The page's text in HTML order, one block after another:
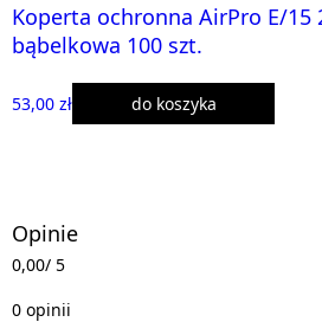
Koperta ochronna AirPro E/15
bąbelkowa 100 szt.
53,00 zł do koszyka
Opinie
0,00/ 5
0 opinii